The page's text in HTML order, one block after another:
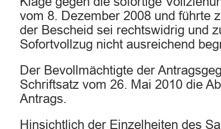
vom 8. Dezember 2008 und führte
der Bescheid sei rechtswidrig und
Sofortvollzug nicht ausreichend
Der Bevollmächtigte der
Schriftsatz vom 26. Mai 2010 die
Antrags.
Hinsichtlich der Einzelheiten des